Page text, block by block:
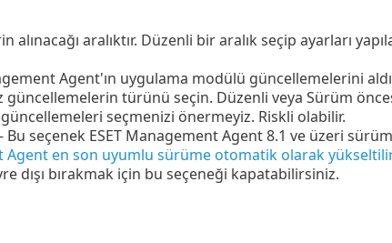
alınacağı aralıktır. Düzenli bir aralık seçip ayarları
Agent'ın uygulama modülü güncellemelerini
güncellemelerin türünü seçin. Düzenli veya Sürüm
seçmenizi önermeyiz. Riskli olabilir.
Bu seçenek ESET Management Agent 8.1 ve üzeri
Agent en son uyumlu sürüme otomatik olarak yükseltilir
dışı bırakmak için bu seçeneği kapatabilirsiniz.